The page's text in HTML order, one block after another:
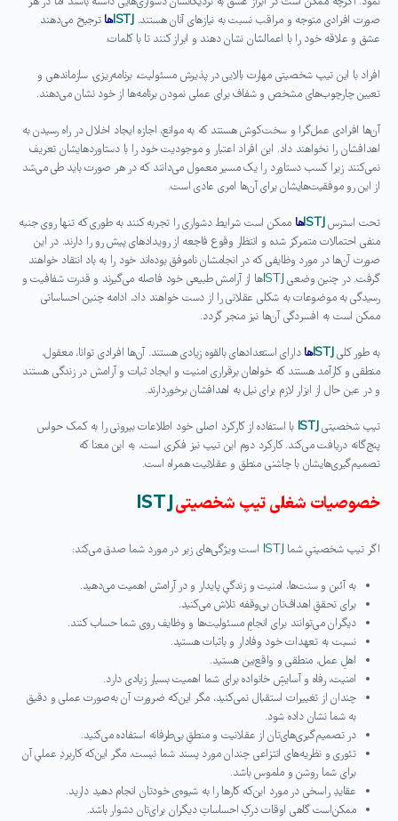
صورت افرادی متوجه و مراقب نسبت به نیازهای آنان هستند.ISTJها ترجیح می‌دهند
عشق و علاقه خود را با اعمالشان نشان دهند و ابراز کنند تا با کلمات.
افراد با این تیپ شخصیتی مهارت بالایی در پذیرش مسئولیت، برنامه‌ریزی، سازماندهی و
تعیین چارچوب‌های مشخص و شفاف برای عملی نمودن برنامه‌ها از خود نشان می‌دهند.
آن‌ها افرادی عمل‌گرا و سخت‌کوش هستند که به موانع، اجازه ایجاد اخلال در راه رسیدن به
اهدافشان را نخواهند داد. این افراد اعتبار و موجودیت خود را با دستاوردهایشان تعریف
نمی‌کنند زیرا کسب دستاورد را یک مسیر معمول می‌دانند که در هر صورت باید طی می‌شد
از این رو موفقیت‌هایشان برای آن‌ها امری عادی است.
تحت استرسISTJها ممکن است شرایط دشواری را تجربه کنند به طوری که تنها روی جنبه
منفی احتمالات متمرکز شده و انتظار وقوع فاجعه از رویدادهای پیش رو را دارند. در این
صورت آن‌ها در مورد وظایفی که در انجامشان ناموفق بوده‌اند خود را به باد انتقاد خواهند
گرفت. در چنین وضعی ISTJها از آرامش طبیعی خود فاصله می‌گیرند و قدرت شفافیت و
رسیدگی به موضوعات به شکلی عقلانی را از دست خواهند داد، ادامه چنین احساساتی
ممکن است به افسردگی آن‌ها نیز منجر گردد.
به طور کلیISTJها دارای استعدادهای بالقوه زیادی هستند. آن‌ها افرادی توانا، معقول،
منطقی و کارآمد هستند که خواهان برقراری امنیت و ایجاد ثبات و آرامش در زندگی هستند
و در عین حال از ابزار لازم برای نیل به اهدافشان برخوردارند.
تیپ شخصیتیISTJ با استفاده از کارکرد اصلی خود اطلاعات بیرونی را به کمک حواس
پنج‌گانه دریافت می‌کند. کارکرد دوم این تیپ نیز فکری است، به این معنا که
تصمیم‌گیری‌هایشان با چاشنی منطق و عقلانیت همراه است.
خصوصیات شغلی تیپ شخصیتیISTJ
اگر تیپ شخصیتیِ شما ISTJ است ویژگی‌های زیر در مورد شما صدق می‌کند:
به آئين و سنت‌ها، امنیت و زندگیِ پایدار و در آرامش اهمیت می‌دهید.
برای تحققِ اهداف‌تان بی‌وقفه تلاش می‌کنید.
دیگران می‌توانند برای انجامِ مسئولیت‌ها و وظایف روی شما حساب ‌کنند.
نسبت به تعهدات خود وفادار و باثبات هستید.
اهلِ عمل، منطقی و واقع‌بین هستید.
امنیت، رفاه و آسایشِ خانواده برای شما اهمیت بسیار زیادی دارد.
چندان از تغییرات استقبال نمی‌کنید، مگر این‌که ضرورت آن به‌صورت عملی و دقیق
به شما نشان ‌داده ‌شود.
در تصمیم‌گیری‌های‌تان از عقلانیت و منطقِ بی‌طرفانه استفاده می‌کنید.
تئوری و نظریه‌های انتزاعی چندان مورد پسند شما نیست، مگر این‌که کاربردِ عملیِ آن
برای شما روشن و ملموس باشد.
عقایدِ راسخی در مورد این‌که کارها را به شیوه‌ی خودتان انجام‌ دهید دارید.
ممکن‌است گاهی اوقات درکِ احساساتِ دیگران برای‌تان دشوار باشد.